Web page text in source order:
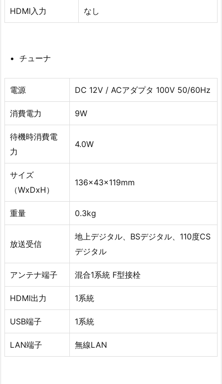
HDMI入力 なし
チューナ
電源 DC 12V / ACアダプタ 100V 50/60Hz
消費電力 9W
待機時消費電
力
4.0W
サイズ
（WxDxH）
136x43x119mm
重量 0.3kg
放送受信
地上デジタル、BSデジタル、110度CS
デジタル
アンテナ端子 混合1系統 F型接栓
HDMI出力 1系統
USB端子 1系統
LAN端子 無線LAN